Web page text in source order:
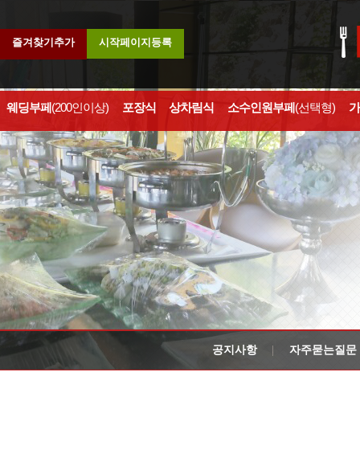
즐겨찾기추가 시작페이지등록
웨딩부페(200인이상) 포장식 상차림식 소수인원부페(선택형)
공지사항 자주묻는질문